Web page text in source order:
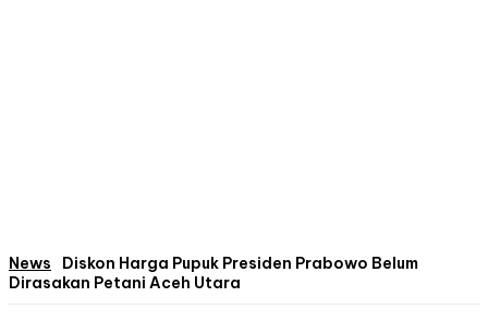
News
Diskon Harga Pupuk Presiden Prabowo Belum
Dirasakan Petani Aceh Utara